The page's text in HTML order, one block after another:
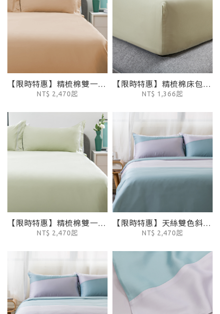
【限時特惠】精梳棉雙一字繡被套 - 杏仁棕
NT$ 2,470起
【限時特惠】精梳棉床包 - 忍冬綠
NT$ 1,366起
【限時特惠】精梳棉雙一字繡被套 - 忍冬綠
NT$ 2,470起
【限時特惠】天絲雙色斜拼接被套- 珍珠灰
NT$ 2,470起